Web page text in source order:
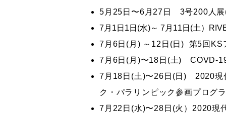
5月25日〜6月27日 3号200人展
7月1日1日(水)～ 7月11日(土）
7月6日(月) ～12日(日) 第5回KS
7月6日(月)〜18日(土) COVD-
7月18日(土)〜26日(日) 2020現
ク・パラリンピック参画プログ
7月22日(水)〜28日(火）2020現